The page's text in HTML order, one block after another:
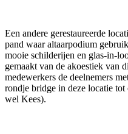
Een andere gerestaureerde
pand waar altaarpodium
mooie schilderijen en glas-in-
gemaakt van de akoestiek van
medewerkers de deelnemers
rondje bridge in deze locatie
wel Kees).